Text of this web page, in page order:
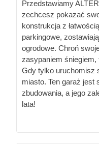
Przedstawiamy
zechcesz pokazać
konstrukcja z
parkingowe,
ogrodowe. Chroń
zasypaniem
Gdy tylko uruchomisz
miasto. Ten garaż jest
zbudowania, a jego
lata!